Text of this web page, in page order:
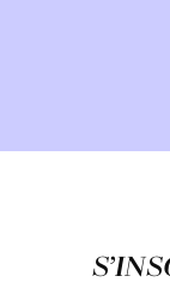
Pied de page